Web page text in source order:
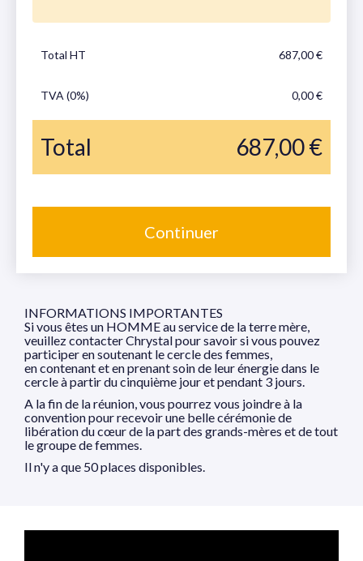
Total HT 687,00 €
TVA (0%) 0,00 €
Total 687,00 €
Continuer
INFORMATIONS IMPORTANTES
Si vous êtes un HOMME au service de la terre mère,
veuillez contacter Chrystal pour savoir si vous pouvez
participer en soutenant le cercle des femmes,
en contenant et en prenant soin de leur énergie dans le
cercle à partir du cinquième jour et pendant 3 jours.
A la fin de la réunion, vous pourrez vous joindre à la
convention pour recevoir une belle cérémonie de
libération du cœur de la part des grands-mères et de tout
le groupe de femmes.
Il n'y a que 50 places disponibles.